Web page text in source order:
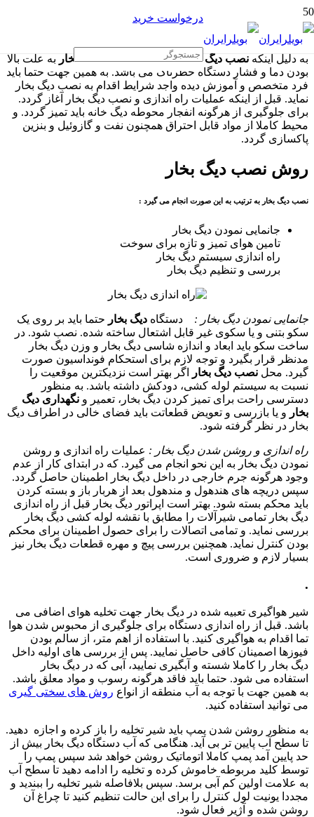
درخواست خرید
به دلیل اینکه نصب دیگ بخار، نگهداری وتعمیر دیگ بخار به علت بالا
بودن دما و فشار دستگاه خطرناک می باشد. به همین جهت حتما باید
فرد متخصص و آموزش دیده واجد شرایط اقدام به نصب دیگ بخار
نماید. قبل از اینکه عملیات راه اندازی و نصب دیگ بخار آغاز گردد.
برای جلوگیری از هرگونه انفجار محوطه دیگ خانه باید تمیز گردد. و
محیط کاملا از مواد قابل احتراق همچنون نفت و گازوئیل و بنزین
پاکسازی گردد.
روش نصب دیگ بخار
نصب دیگ بخار به ترتیب به این صورت انجام می گیرد :
جانمایی نمودن دیگ بخار
تامین هوای تمیز و تازه برای سوخت
راه اندازی سیستم دیگ بخار
بررسی و تنظیم دیگ بخار
جانمایی نمودن دیگ بخار : دستگاه دیگ بخار حتما باید بر روی یک
سکو بتنی و یا سکوی غیر قابل اشتعال ساخته شده. نصب شود. در
ساخت سکو باید ابعاد و اندازه شاسی دیگ بخار و وزن دیگ بخار
مدنظر قرار بگیرد و توجه لازم برای استحکام فونداسیون صورت
گیرد. محل نصب دیگ بخار
اگر بهتر است نزدیکترین موقعیت را
نسبت به سیستم لوله کشی، دودکش داشته باشد. به منظور
دسترسی راحت برای تمیز کردن دیگ بخار، تعمیر و نگهداری دیگ
بخار و یا بازرسی و تعویض قطعاتت باید فضای خالی در اطراف دیگ
بخار در نظر گرفته شود.
راه اندازی و روشن شدن دیگ بخار : عملیات راه اندازی و روشن
نمودن دیگ بخار به این نحو انجام می گیرد. که در ابتدای کار از عدم
وجود هرگونه جرم خارجی در داخل دیگ بخار اطمینان حاصل گردد.
سپس دریچه های هندهول و مندهول بعد از هربار باز و بسته کردن
باید محکم بسته شود. بهتر است اپراتور دیگ بخار قبل از راه اندازی
دیگ بخار تمامی شیرآلات را مطابق با نقشه لوله کشی دیگ بخار
بررسی نماید. و تمامی اتصالات را برای حصول اطمینان برای محکم
بودن کنترل نماید. همچنین بررسی پیچ و مهره قطعات دیگ بخار نیز
بسیار لازم و ضروری است.
.
شیر هواگیری تعبیه شده در دیگ بخار جهت تخلیه هوای اضافی می
باشد. قبل از راه اندازی دستگاه برای جلوگیری از محبوس شدن هوا
تما اقدام به هواگیری کنید. با استفاده از اهم متر، از سالم بودن
فیوزها اصمینان کافی حاصل نمایید. پس از بررسی های اولیه داخل
دیگ بخار را کاملا شسته و آبگیری نمایید، آبی که در دیگ بخار
استفاده می شود. حتما باید فاقد هرگونه رسوب و مواد معلق باشد.
به همین جهت با توجه به آب منطقه از انواع روش های سختی گیری
می توانید استفاده کنید.
به منظور روشن شدن پمپ باید شیر تخلیه را باز کرده و اجازه دهید.
تا سطح آب پایین تر بی آید. هنگامی که آب دستگاه دیگ بخار بیش از
حد پایین آمد پمپ کاملا اتوماتیک روشن خواهد شد سپس پمپ را
توسط کلید مربوطه خاموش کرده و تخلیه را ادامه دهید تا سطح آب
به علامت اولین کم آبی برسد. سپس بلافاصله شیر تخلیه را ببندید و
مجددا یونیت لول کنترل را برای این حالت تنظیم کنید تا چراغ آن
روشن شده و آژیر فعال شود.